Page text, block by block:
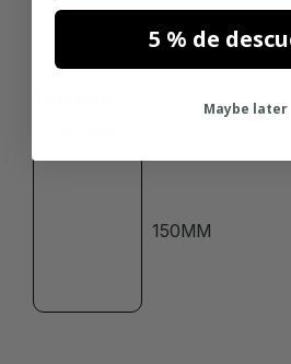
150MM
5 % de
Maybe later